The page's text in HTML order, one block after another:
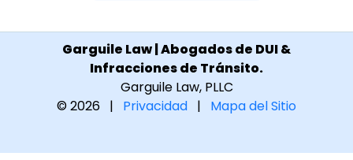
Garguile Law | Abogados de DUI &
Infracciones de Tránsito.
Garguile Law, PLLC
© 2026 | Privacidad | Mapa del Sitio